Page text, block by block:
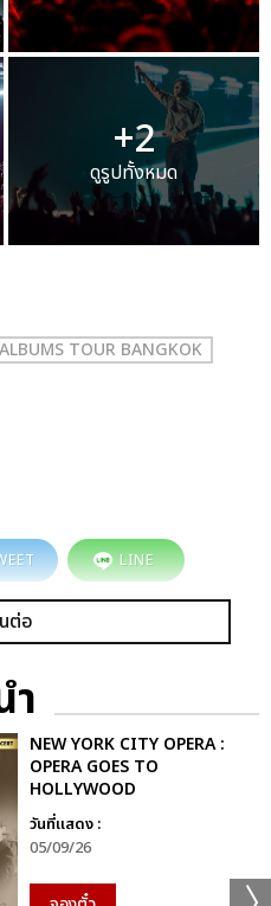
+2
ดูรูปทั้งหมด
TOUR BANGKOK
LINE
ต่อ
ำ
NEW YORK CITY OPERA :
OPERA GOES TO
HOLLYWOOD
วันที่แสดง :
05/09/26